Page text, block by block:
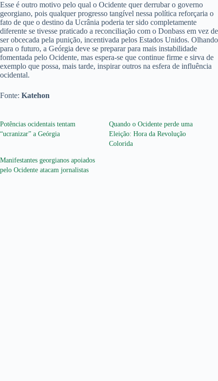
Esse é outro motivo pelo qual o Ocidente quer derrubar o governo
georgiano, pois qualquer progresso tangível nessa política reforçaria o
fato de que o destino da Ucrânia poderia ter sido completamente
diferente se tivesse praticado a reconciliação com o Donbass em vez de
ser obcecada pela punição, incentivada pelos Estados Unidos. Olhando
para o futuro, a Geórgia deve se preparar para mais instabilidade
fomentada pelo Ocidente, mas espera-se que continue firme e sirva de
exemplo que possa, mais tarde, inspirar outros na esfera de influência
ocidental.
Fonte: Katehon
Potências ocidentais tentam
“ucranizar” a Geórgia
Quando o Ocidente perde uma
Eleição: Hora da Revolução
Colorida
Manifestantes georgianos apoiados
pelo Ocidente atacam jornalistas